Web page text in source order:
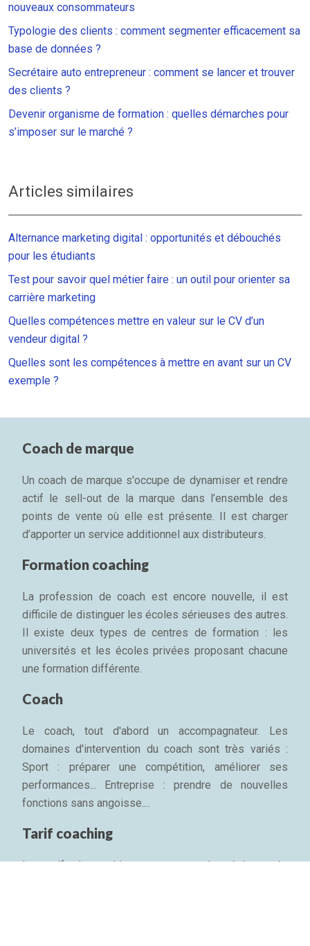
nouveaux consommateurs
Typologie des clients : comment segmenter efficacement sa
base de données ?
Secrétaire auto entrepreneur : comment se lancer et trouver
des clients ?
Devenir organisme de formation : quelles démarches pour
s’imposer sur le marché ?
Articles similaires
Alternance marketing digital : opportunités et débouchés
pour les étudiants
Test pour savoir quel métier faire : un outil pour orienter sa
carrière marketing
Quelles compétences mettre en valeur sur le CV d’un
vendeur digital ?
Quelles sont les compétences à mettre en avant sur un CV
exemple ?
Coach de marque
Un coach de marque s'occupe de dynamiser et rendre
actif le sell-out de la marque dans l’ensemble des
points de vente où elle est présente. Il est charger
d’apporter un service additionnel aux distributeurs.
Formation coaching
La profession de coach est encore nouvelle, il est
difficile de distinguer les écoles sérieuses des autres.
Il existe deux types de centres de formation : les
universités et les écoles privées proposant chacune
une formation différente.
Coach
Le coach, tout d'abord un accompagnateur. Les
domaines d'intervention du coach sont très variés :
Sport : préparer une compétition, améliorer ses
performances... Entreprise : prendre de nouvelles
fonctions sans angoisse....
Tarif coaching
Les tarifs du coaching ne sont pas plus réglementés